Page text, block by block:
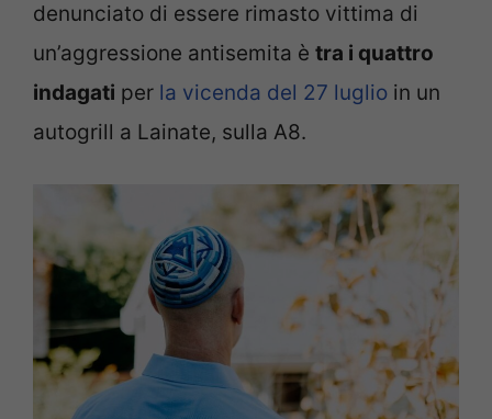
denunciato di essere rimasto vittima di
un’aggressione antisemita è tra i quattro
indagati per la vicenda del 27 luglio in un
autogrill a Lainate, sulla A8.